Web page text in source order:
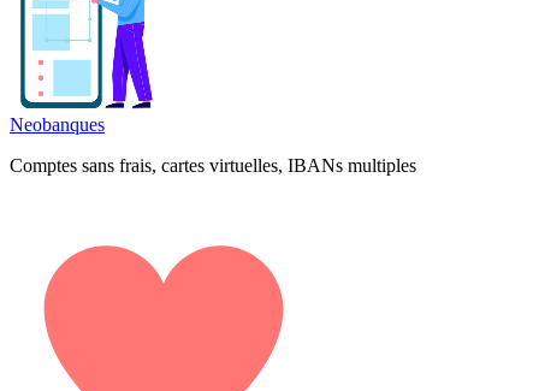
Neobanques
Comptes sans frais, cartes virtuelles, IBANs multiples